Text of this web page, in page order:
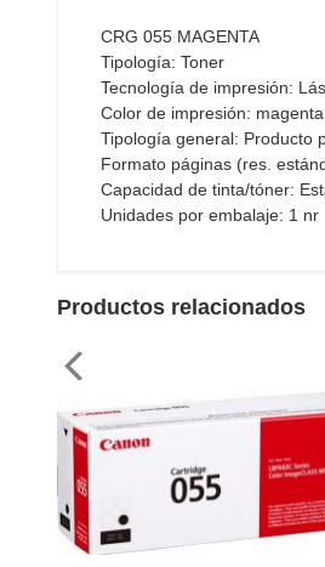
galería
imágenes
CRG 055 MAGENTA
Tipología: Toner
Tecnología de impresión:
Color de impresión: magenta
Tipología general: Producto
Formato páginas (res.
Capacidad de tinta/tóner:
Unidades por embalaje: 1 nr
Productos relacionados